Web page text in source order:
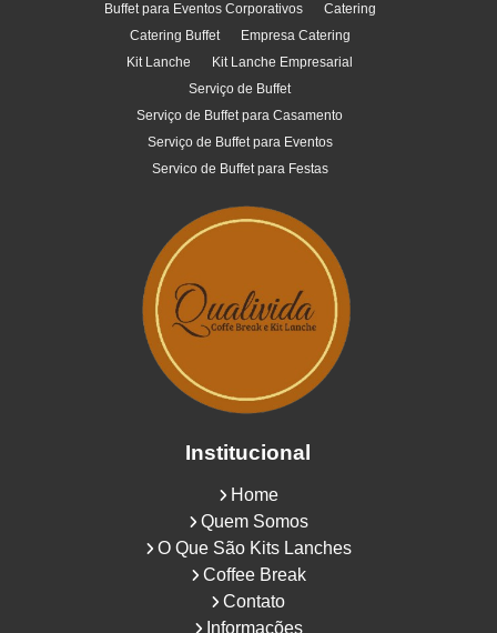
Buffet para Eventos Corporativos
Catering
Catering Buffet
Empresa Catering
Kit Lanche
Kit Lanche Empresarial
Serviço de Buffet
Serviço de Buffet para Casamento
Serviço de Buffet para Eventos
Servico de Buffet para Festas
Institucional
Home
Quem Somos
O Que São Kits Lanches
Coffee Break
Contato
Informações